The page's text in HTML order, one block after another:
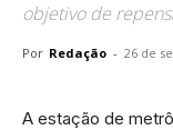
objetivo de
Por Redação - 26 de
A estação de